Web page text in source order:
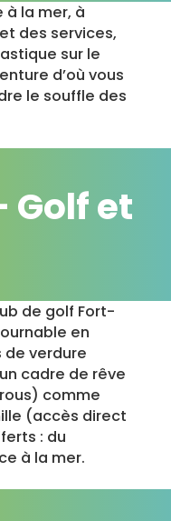
la mer, à
des services,
sur le
d’où vous
le souffle des
Golf et
de golf Fort-
en
de verdure
cadre de rêve
comme
(accès direct
: du
à la mer.